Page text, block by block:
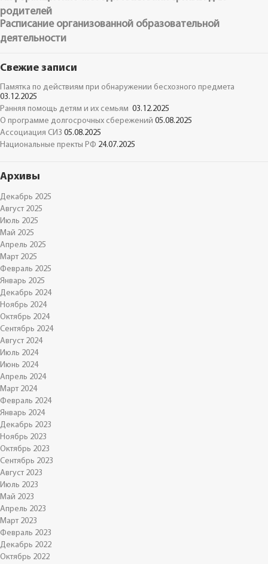
родителей
Расписание организованной образовательной
деятельности
Свежие записи
Памятка по действиям при обнаружении бесхозного предмета
03.12.2025
Ранняя помощь детям и их семьям 03.12.2025
О программе долгосрочных сбережений 05.08.2025
Ассоциация СИЗ 05.08.2025
Национальные пректы РФ 24.07.2025
Архивы
Декабрь 2025
Август 2025
Июль 2025
Май 2025
Апрель 2025
Март 2025
Февраль 2025
Январь 2025
Декабрь 2024
Ноябрь 2024
Октябрь 2024
Сентябрь 2024
Август 2024
Июль 2024
Июнь 2024
Апрель 2024
Март 2024
Февраль 2024
Январь 2024
Декабрь 2023
Ноябрь 2023
Октябрь 2023
Сентябрь 2023
Август 2023
Июль 2023
Май 2023
Апрель 2023
Март 2023
Февраль 2023
Декабрь 2022
Октябрь 2022